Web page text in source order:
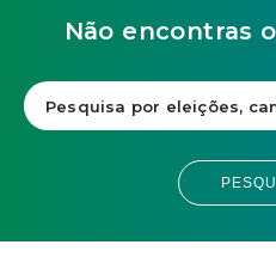
Não encontras